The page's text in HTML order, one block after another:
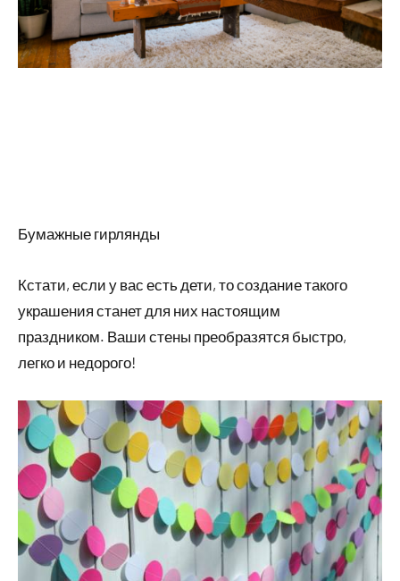
Бумажные гирлянды
Кстати, если у вас есть дети, то создание такого
украшения станет для них настоящим
праздником. Ваши стены преобразятся быстро,
легко и недорого!